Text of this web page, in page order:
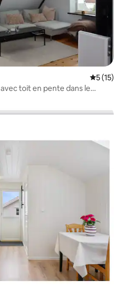
5 (15)
toit en pente dans le